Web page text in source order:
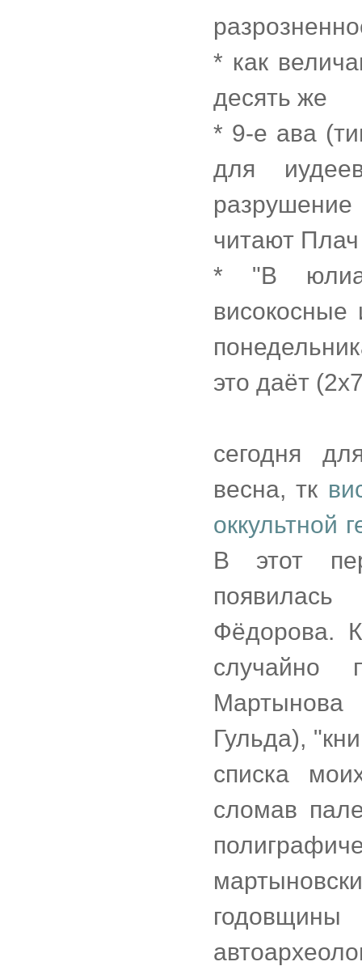
* как
десять же
* 9-е ава
для
читают
* "В
високосные
это даёт
сегодня
весна, тк
оккультной
В этот
Фёдорова.
случайно
Гульда),
списка
сломав